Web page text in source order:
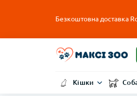
Безкоштовна доставка
Кішки